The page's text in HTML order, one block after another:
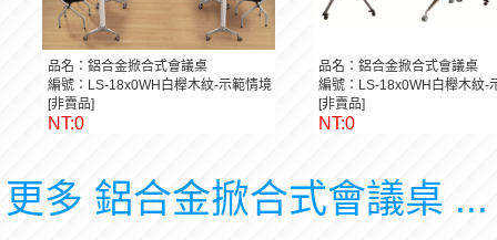
品名：鋁合金掀合式會議桌
編號：LS-18x0WH白櫸木紋-示範情境
[非賣品]
NT:0
品名：鋁合金掀合式會議桌
編號：LS-18x0WH白櫸木紋-
[非賣品]
NT:0
更多 鋁合金掀合式會議桌